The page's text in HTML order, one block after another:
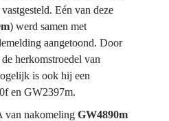
Eén van deze
) werd samen met
aangetoond. Door
herkomstroedel van
is ook hij een
en GW2397m.
van nakomeling GW4890m